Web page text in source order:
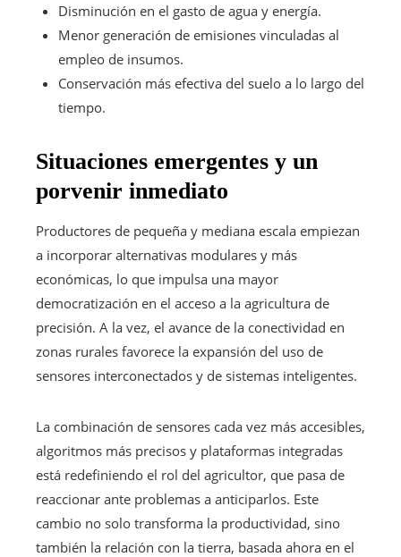
Disminución en el gasto de agua y energía.
Menor generación de emisiones vinculadas al
empleo de insumos.
Conservación más efectiva del suelo a lo largo del
tiempo.
Situaciones emergentes y un
porvenir inmediato
Productores de pequeña y mediana escala empiezan
a incorporar alternativas modulares y más
económicas, lo que impulsa una mayor
democratización en el acceso a la agricultura de
precisión. A la vez, el avance de la conectividad en
zonas rurales favorece la expansión del uso de
sensores interconectados y de sistemas inteligentes.
La combinación de sensores cada vez más accesibles,
algoritmos más precisos y plataformas integradas
está redefiniendo el rol del agricultor, que pasa de
reaccionar ante problemas a anticiparlos. Este
cambio no solo transforma la productividad, sino
también la relación con la tierra, basada ahora en el